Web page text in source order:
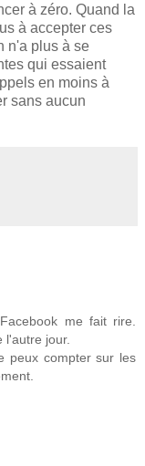
à zéro. Quand la
à accepter ces
n'a plus à se
qui essaient
en moins à
sans aucun
me fait rire.
l'autre jour.
peux compter sur les